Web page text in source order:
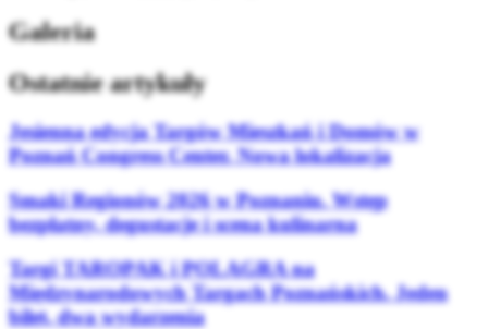
Galeria
Ostatnie artykuły
Jesienna edycja Targów Mieszkań i Domów w
Poznań Congress Center. Nowa lokalizacja
Smaki Regionów 2026 w Poznaniu. Wstęp
bezpłatny, degustacje i scena kulinarna
Targi TAROPAK i POLAGRA na
Międzynarodowych Targach Poznańskich. Jeden
bilet, dwa wydarzenia